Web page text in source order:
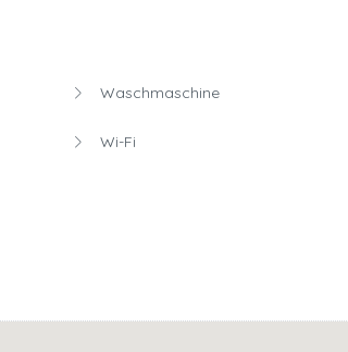
Waschmaschine
Wi-Fi